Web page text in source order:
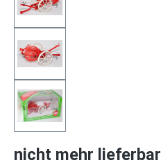
nicht mehr lieferbar